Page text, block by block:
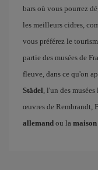
bars où vous pourrez
les meilleurs cidres,
vous préférez le
partie des musées de
fleuve, dans ce qu'on
Städel, l'un des
œuvres de Rembrandt,
allemand ou la maison